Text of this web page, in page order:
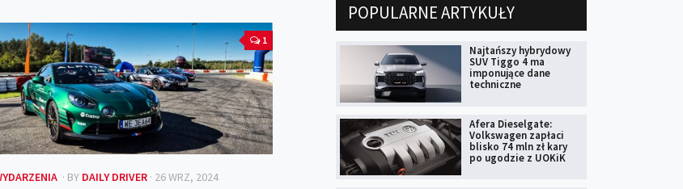
1
· BY DAILY DRIVER · 26 WRZ, 2024
POPULARNE ARTYKUŁY
Najtańszy hybrydowy
SUV Tiggo 4 ma
imponujące dane
techniczne
Afera Dieselgate:
Volkswagen zapłaci
blisko 74 mln zł kary
po ugodzie z UOKiK